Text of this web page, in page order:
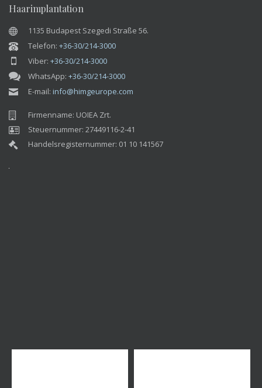
Haarimplantation
1135 Budapest Szegedi Straße 56.
Telefon: +36-30/214-3000
Viber: +36-30/214-3000
WhatsApp: +36-30/214-3000
E-mail: info@himgeurope.com
Firmenname: UOIEA Zrt.
Steuernummer: 27449116-2-41
Handelsregisternummer: 01 10 141567